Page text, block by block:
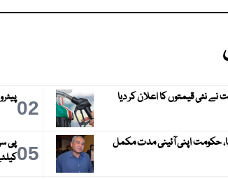
نے نئی قیمتوں کا اعلان کر دیا 02
حکومت اپنی آئینی مدت مکمل
05پی